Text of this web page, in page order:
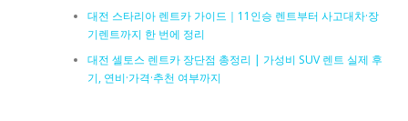
대전 스타리아 렌트카 가이드｜11인승 렌트부터 사고대차·장
기렌트까지 한 번에 정리
대전 셀토스 렌트카 장단점 총정리 | 가성비 SUV 렌트 실제 후
기, 연비·가격·추천 여부까지